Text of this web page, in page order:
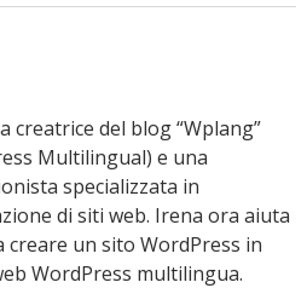
creatrice del blog “Wplang”
Multilingual) e una
specializzata in
di siti web. Irena ora aiuta
creare un sito WordPress in
WordPress multilingua.